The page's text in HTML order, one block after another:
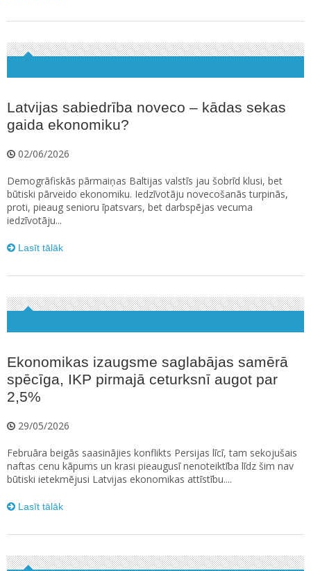
Latvijas sabiedrība noveco – kādas sekas
gaida ekonomiku?
02/06/2026
Demogrāfiskās pārmaiņas Baltijas valstīs jau šobrīd klusi, bet
būtiski pārveido ekonomiku. Iedzīvotāju novecošanās turpinās,
proti, pieaug senioru īpatsvars, bet darbspējas vecuma
iedzīvotāju...
Lasīt tālāk
Ekonomikas izaugsme saglabājas samērā
spēcīga, IKP pirmajā ceturksnī augot par
2,5%
29/05/2026
Februāra beigās saasinājies konflikts Persijas līcī, tam sekojušais
naftas cenu kāpums un krasi pieaugusī nenoteiktība līdz šim nav
būtiski ietekmējusi Latvijas ekonomikas attīstību....
Lasīt tālāk